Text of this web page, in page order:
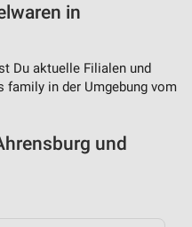
in
Du aktuelle Filialen und
family in der Umgebung vom
und